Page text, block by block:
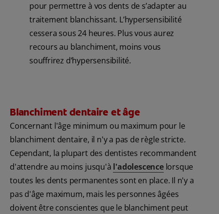
pour permettre à vos dents de s’adapter au
traitement blanchissant. L’hypersensibilité
cessera sous 24 heures. Plus vous aurez
recours au blanchiment, moins vous
souffrirez d’hypersensibilité.
Blanchiment dentaire et âge
Concernant l'âge minimum ou maximum pour le
blanchiment dentaire, il n'y a pas de règle stricte.
Cependant, la plupart des dentistes recommandent
d'attendre au moins jusqu'à l'adolescencelorsque
toutes les dents permanentes sont en place. Il n'y a
pas d'âge maximum, mais les personnes âgées
doivent être conscientes que le blanchiment peut